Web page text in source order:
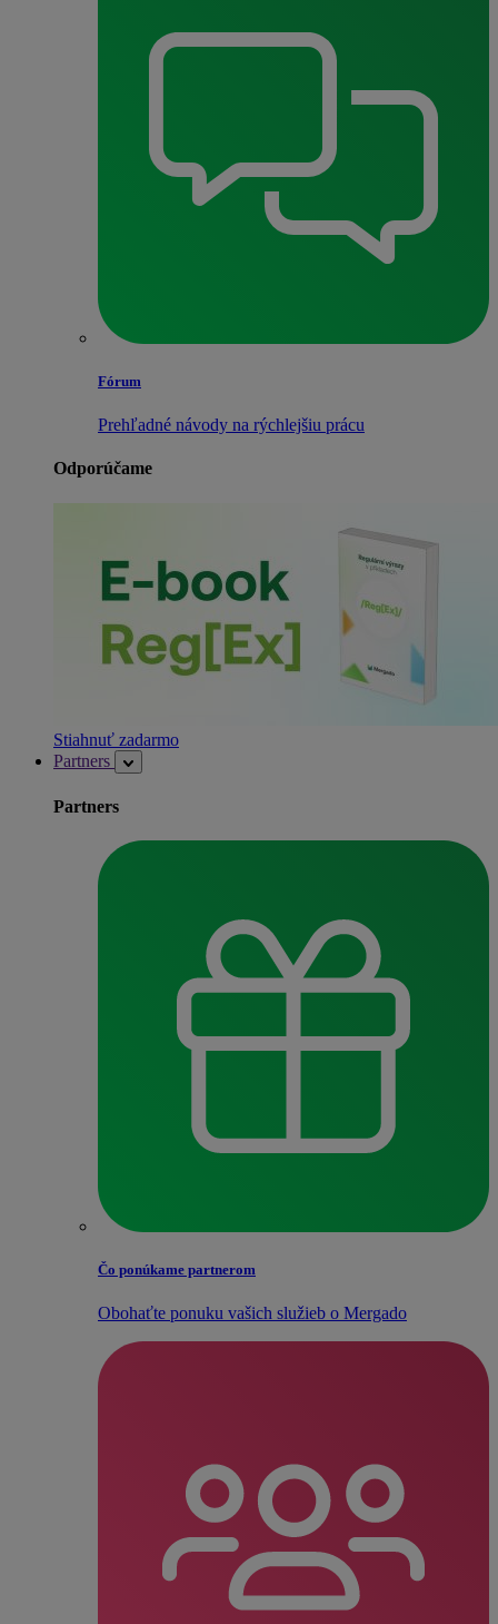
Fórum
Prehľadné návody na rýchlejšiu prácu
Odporúčame
Stiahnuť zadarmo
Partners
Partners
Čo ponúkame partnerom
Obohaťte ponuku vašich služieb o Mergado